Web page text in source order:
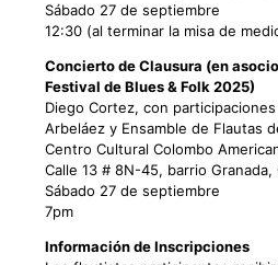
Sábado 27 de septiembre
12:30 (al terminar la misa de
Concierto de Clausura (en
Festival de Blues & Folk 2025)
Diego Cortez, con
Arbeláez y Ensamble de Flautas
Centro Cultural Colombo
Calle 13 # 8N-45, barrio Granada,
Sábado 27 de septiembre
7pm
Información de Inscripciones